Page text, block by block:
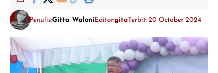
Penulis:Gitta Waloni Editor:gitaTerbit: 20 October 2024